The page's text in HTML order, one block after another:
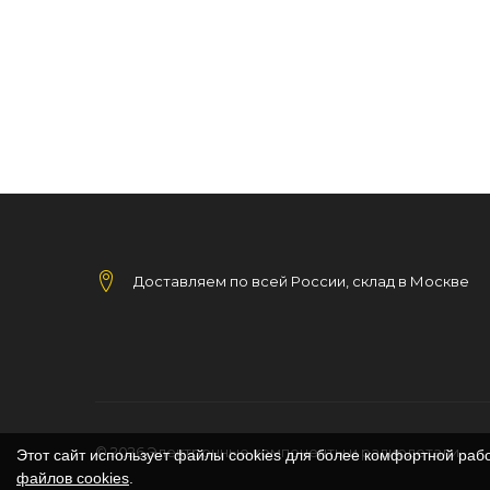
Доставляем по всей России, склад в Москве
© 2026Электронные компоненты и радиодетали
Этот сайт использует файлы cookies для более комфортной
файлов cookies